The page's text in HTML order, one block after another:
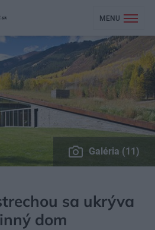
MENU
Galéria (11)
sa ukrýva
dom